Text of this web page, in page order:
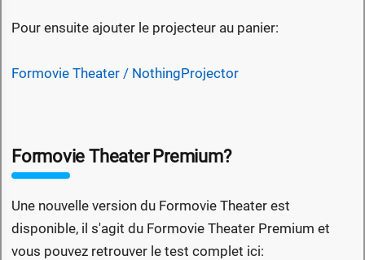
Pour ensuite ajouter le projecteur au panier:
Formovie Theater / NothingProjector
Formovie Theater Premium?
Une nouvelle version du Formovie Theater est
disponible, il s'agit du Formovie Theater Premium et
vous pouvez retrouver le test complet ici: